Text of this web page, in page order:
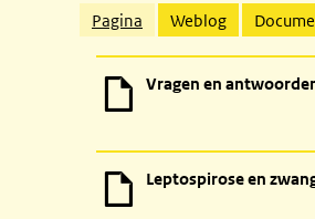
Gerelateerde inhoud
Pagina Weblog
Vragen en
Leptospirose en